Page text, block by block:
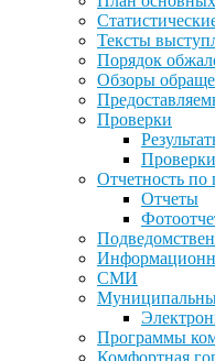
Тексты
Порядок
Обзоры
Проверки
Отчетность по
Отчеты
СМИ
Программы
Комфортная